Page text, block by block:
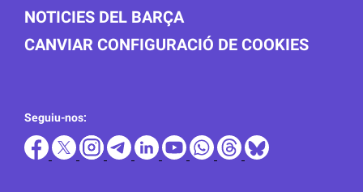
NOTICIES DEL BARÇA
CANVIAR CONFIGURACIÓ DE COOKIES
Seguiu-nos: